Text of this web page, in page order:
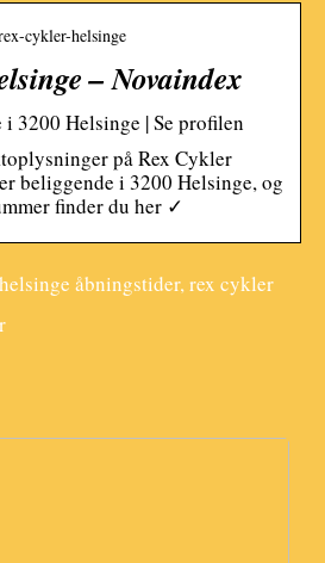
cykler-helsinge
– Novaindex
3200 Helsinge | Se profilen
på Rex Cykler
beliggende i 3200 Helsinge, og
finder du her ✓
åbningstider, rex cykler